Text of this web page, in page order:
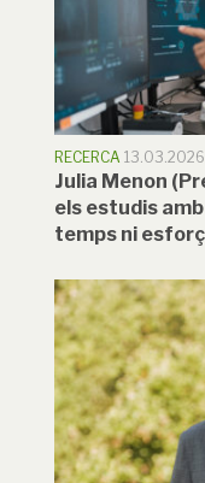
RECERCA 13.03.2026
Julia Menon
els estudis
temps ni